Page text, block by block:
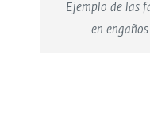
Ejemplo de las
en